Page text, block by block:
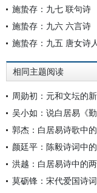
施蛰存：九七 联句诗
施蛰存：九六 六言诗
施蛰存：九五 唐女诗
相同主题阅读
周勋初：元和文坛的
吴小如：说白居易《勤
郭杰：白居易诗歌中
颜廷平：陈毅诗词中
洪越：白居易诗中的
莫砺锋：宋代爱国诗